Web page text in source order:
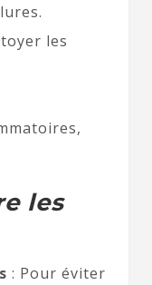
les
les
: Pour éviter